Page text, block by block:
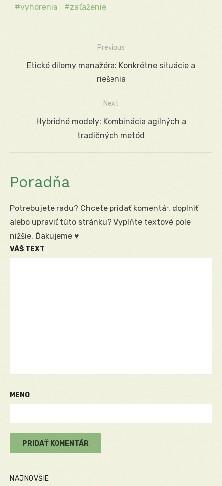
vyhorenia
zaťaženie
Navigácia
Previous
Previous
Etické dilemy manažéra: Konkrétne situácie a
riešenia
Next
Hybridné modely: Kombinácia agilných a
tradičných metód
Poradňa
Potrebujete radu? Chcete pridať komentár, doplniť
alebo upraviť túto stránku? Vyplňte textové pole
nižšie. Ďakujeme ♥
VÁŠ TEXT
MENO
NAJNOVŠIE